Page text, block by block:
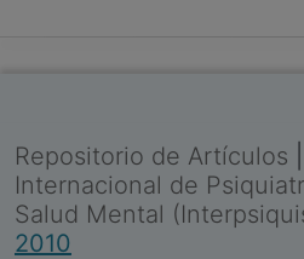
Repositorio de Artículos
Internacional de
Salud Mental
2010